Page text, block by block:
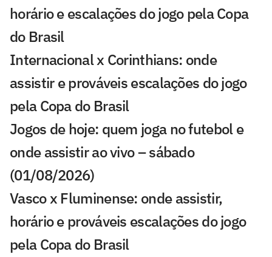
horário e escalações do jogo pela Copa
do Brasil
Internacional x Corinthians: onde
assistir e prováveis escalações do jogo
pela Copa do Brasil
Jogos de hoje: quem joga no futebol e
onde assistir ao vivo – sábado
(01/08/2026)
Vasco x Fluminense: onde assistir,
horário e prováveis escalações do jogo
pela Copa do Brasil